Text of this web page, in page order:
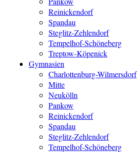
Reinickendorf
Spandau
Steglitz-Zehlendorf
Tempelhof-Schöneberg
Treptow-Köpenick
Gymnasien
Charlottenburg-Wilmersdorf
Mitte
Neukölln
Pankow
Reinickendorf
Spandau
Steglitz-Zehlendorf
Tempelhof-Schöneberg